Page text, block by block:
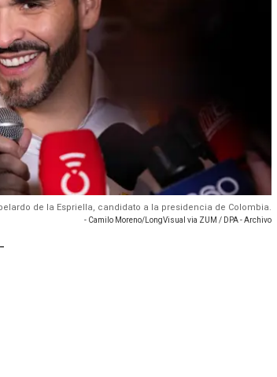
de la Espriella, candidato a la presidencia de Colombia.
- Camilo Moreno/LongVisual via ZUM / DPA - Archivo